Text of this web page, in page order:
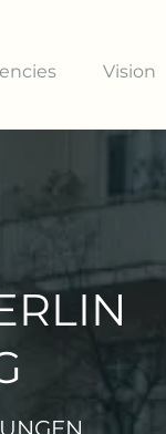
Vision